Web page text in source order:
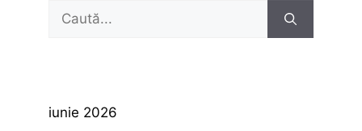
Caută
iunie 2026